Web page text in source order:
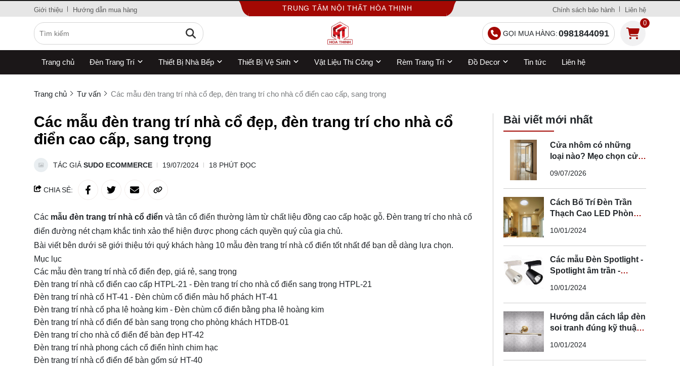
Giới thiệu Hướng dẫn mua hàng TRUNG TÂM NỘI THẤT HÒA THỊNH Chính sách bảo hành Liên hệ
GỌI MUA HÀNG:0981844091
0
Trang chủ Đèn Trang Trí Thiết Bị Nhà Bếp Thiết Bị Vệ Sinh Vật Liệu Thi Công Rèm Trang Trí Đồ Decor Tin tức Liên hệ
Trang chủ Tư vấn Các mẫu đèn trang trí nhà cổ đẹp, đèn trang trí cho nhà cổ điển cao cấp, sang trọng
Các mẫu đèn trang trí nhà cổ đẹp, đèn trang trí cho nhà cổ
điển cao cấp, sang trọng
TÁC GIẢ SUDO ECOMMERCE 19/07/2024 18 PHÚT ĐỌC
CHIA SẺ:
Các mẫu đèn trang trí nhà cổ điển và tân cổ điển thường làm từ chất liệu đồng cao cấp hoặc gỗ. Đèn trang trí cho nhà cổ
điển đường nét chạm khắc tinh xảo thể hiện được phong cách quyền quý của gia chủ.
Bài viết bên dưới sẽ giới thiệu tới quý khách hàng 10 mẫu đèn trang trí nhà cổ điển tốt nhất để bạn dễ dàng lựa chọn.
Mục lục
Các mẫu đèn trang trí nhà cổ điển đẹp, giá rẻ, sang trọng
Đèn trang trí nhà cổ điển cao cấp HTPL-21 - Đèn trang trí cho nhà cổ điển sang trọng HTPL-21
Đèn trang trí nhà cổ HT-41 - Đèn chùm cổ điển màu hổ phách HT-41
Đèn trang trí nhà cổ pha lê hoàng kim - Đèn chùm cổ điển bằng pha lê hoàng kim
Đèn trang trí nhà cổ điển để bàn sang trọng cho phòng khách HTDB-01
Đèn trang trí cho nhà cổ điển để bàn đẹp HT-42
Đèn trang trí nhà phong cách cổ điển hình chim hạc
Đèn trang trí nhà cổ điển để bàn gốm sứ HT-40
Bài viết mới nhất
Cửa nhôm có những
loại nào? Mẹo chọn cửa
09/07/2026
Cách Bố Trí Đèn Trần
Thạch Cao LED Phòng
Thạch Cao
10/01/2024
Các mẫu Đèn Spotlight -
Spotlight âm trần -
10/01/2024
Hướng dẫn cách lắp đèn
soi tranh đúng kỹ thuật
10/01/2024